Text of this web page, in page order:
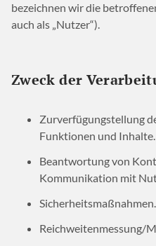
bezeichnen wir die
auch als „Nutzer“).
Zweck der
Zurverfügungstellung
Funktionen und Inhalte.
Beantwortung von
Kommunikation mit
Sicherheitsmaßnahmen.
Reichweitenmessung/